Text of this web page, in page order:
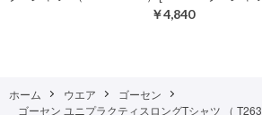
￥4,840
ホーム ウエア
ゴーセン
ゴーセン ユニプラクティスロングTシャツ （